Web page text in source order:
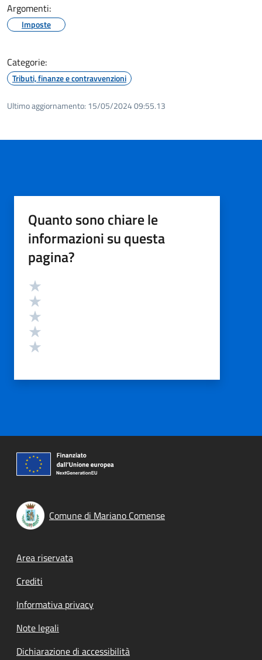
Argomenti:
Imposte
Categorie:
Tributi, finanze e contravvenzioni
Ultimo aggiornamento: 15/05/2024 09:55.13
Quanto sono chiare le
informazioni su questa
pagina?
Valutazione
Comune di Mariano Comense
Footer menu
Area riservata
Crediti
Informativa privacy
Note legali
Dichiarazione di accessibilità